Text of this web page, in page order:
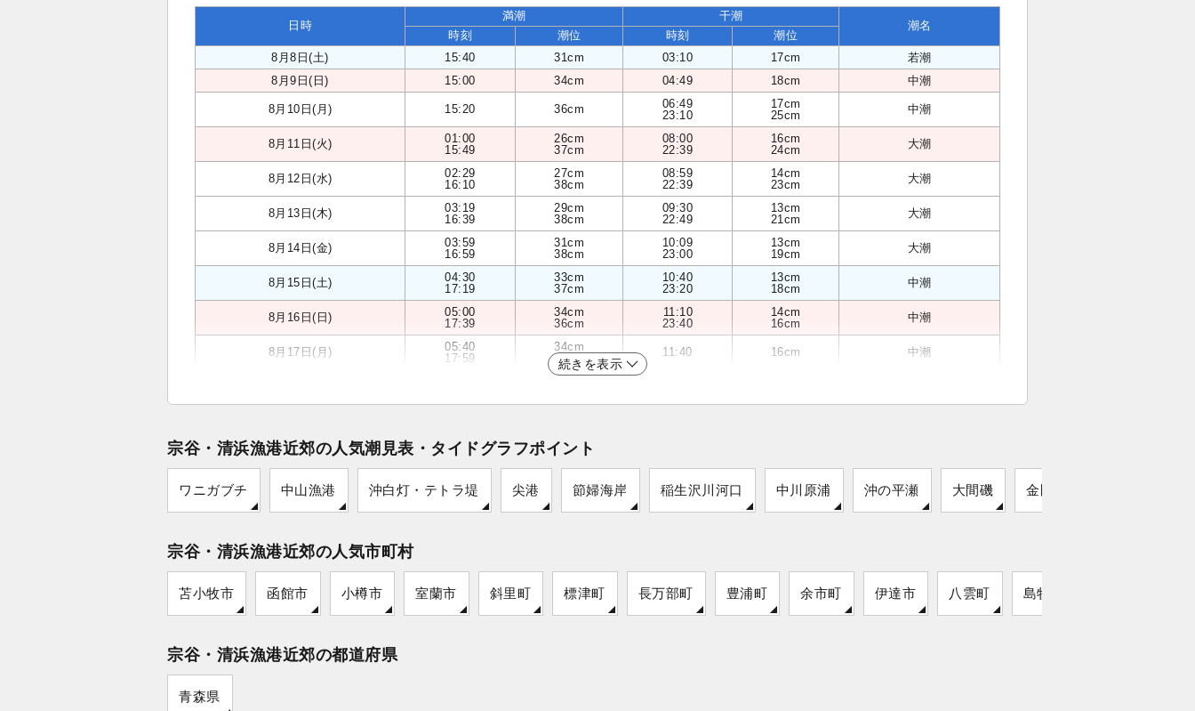
日時
満潮 干潮
潮名
時刻 潮位 時刻
潮位
8月8日(土)
15:40 31cm 03:10 17cm
若潮
8月9日(日)
15:00 34cm 04:49 18cm 中潮
8月10日(月) 15:20 36cm
06:49
23:10
17cm
25cm
中潮
8月11日(火)
01:00
15:49
26cm
37cm
08:00
22:39
16cm
24cm
大潮
8月12日(水)
02:29
16:10
27cm
38cm
08:59
22:39
14cm
23cm
大潮
8月13日(木)
03:19
16:39
29cm
38cm
09:30
22:49
13cm
21cm
大潮
8月14日(金)
03:59
16:59
31cm
38cm
10:09
23:00
13cm
19cm
大潮
8月15日(土)
04:30
17:19
33cm
37cm
10:40
23:20
13cm
18cm
中潮
8月16日(日)
05:00
17:39
34cm
36cm
11:10
23:40
14cm
16cm
中潮
8月17日(月)
05:40
17:59
34cm
35cm
11:40 16cm 中潮
続きを表示
宗谷・清浜漁港近郊の人気潮見表・タイドグラフポイント
ワニガブチ 中山漁港 沖白灯・テトラ堤 尖港 節婦海岸 稲生沢川河口 中川原浦 沖の平瀬 大間磯 金剛崎
宗谷・清浜漁港近郊の人気市町村
苫小牧市 函館市 小樽市 室蘭市 斜里町 標津町 長万部町 豊浦町 余市町 伊達市 八雲町 島牧村
宗谷・清浜漁港近郊の都道府県
青森県